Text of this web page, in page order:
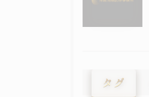
タグ